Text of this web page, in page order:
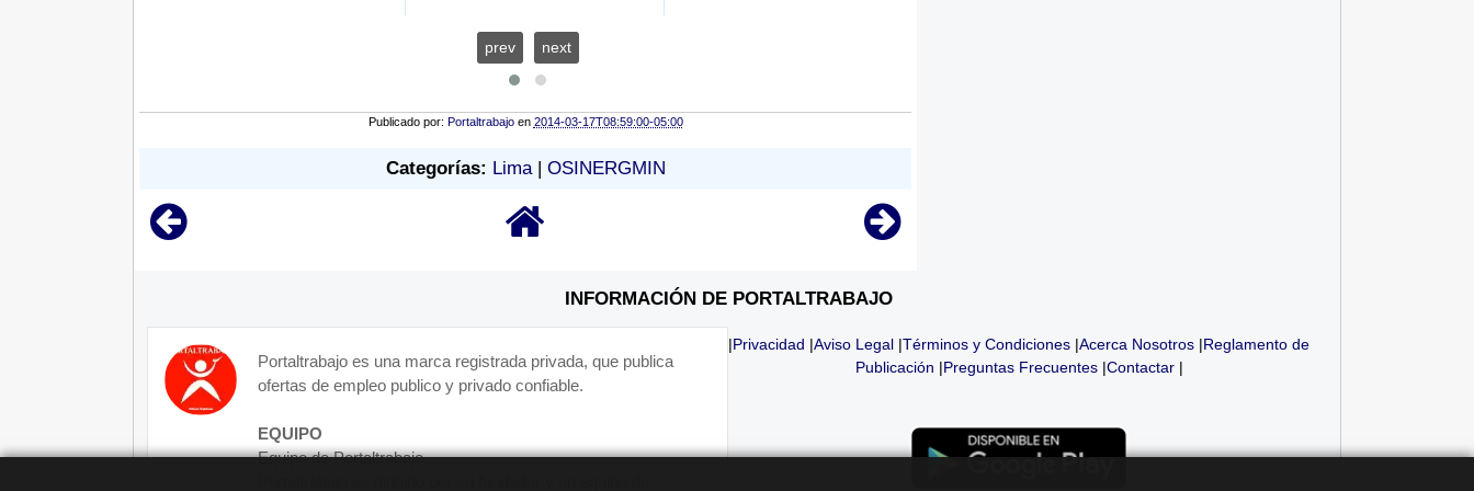
prev next
Publicado por: Portaltrabajo en 2014-03-17T08:59:00-05:00
Categorías: Lima| OSINERGMIN
INFORMACIÓN DE PORTALTRABAJO
Portaltrabajo es una marca registrada privada, que publica
ofertas de empleo publico y privado confiable.
EQUIPO
Equipo de Portaltrabajo.
|Privacidad |Aviso Legal |Términos y Condiciones |Acerca Nosotros |Reglamento de
Publicación |Preguntas Frecuentes|Contactar|